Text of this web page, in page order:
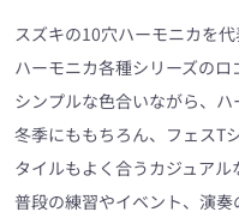
スズキの10穴ハーモニカを
ハーモニカ各種シリーズのロ
シンプルな色合いながら、ハ
冬季にももちろん、フェスT
タイルもよく合うカジュアル
普段の練習やイベント、演